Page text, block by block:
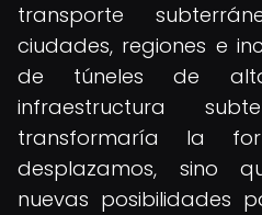
transporte
ciudades, regiones e
de túneles de
infraestructura
transformaría la
desplazamos, sino
nuevas posibilidades